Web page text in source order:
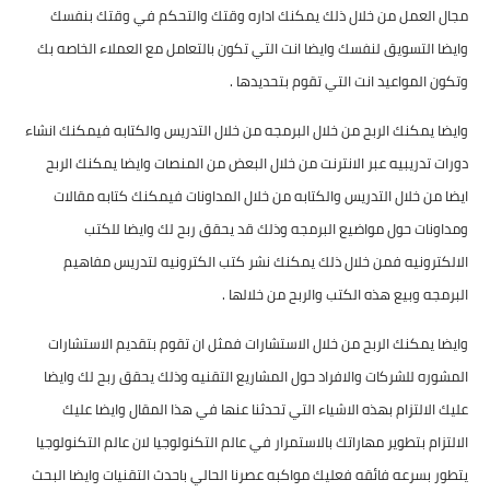
مجال العمل من خلال ذلك يمكنك اداره وقتك والتحكم في وقتك بنفسك
وايضا التسويق لنفسك وايضا انت التي تكون بالتعامل مع العملاء الخاصه بك
وتكون المواعيد انت التي تقوم بتحديدها .
وايضا يمكنك الربح من خلال البرمجه من خلال التدريس والكتابه فيمكنك انشاء
دورات تدريبيه عبر الانترنت من خلال البعض من المنصات وايضا يمكنك الربح
ايضا من خلال التدريس والكتابه من خلال المداونات فيمكنك كتابه مقالات
ومداونات حول مواضيع البرمجه وذلك قد يحقق ربح لك وايضا للكتب
الالكترونيه فمن خلال ذلك يمكنك نشر كتب الكترونيه لتدريس مفاهيم
البرمجه وبيع هذه الكتب والربح من خلالها .
وايضا يمكنك الربح من خلال الاستشارات فمثل ان تقوم بتقديم الاستشارات
المشوره للشركات والافراد حول المشاريع التقنيه وذلك يحقق ربح لك وايضا
عليك الالتزام بهذه الاشياء التي تحدثنا عنها في هذا المقال وايضا عليك
الالتزام بتطوير مهاراتك بالاستمرار في عالم التكنولوجيا لان عالم التكنولوجيا
يتطور بسرعه فائقه فعليك مواكبه عصرنا الحالي باحدث التقنيات وايضا البحث